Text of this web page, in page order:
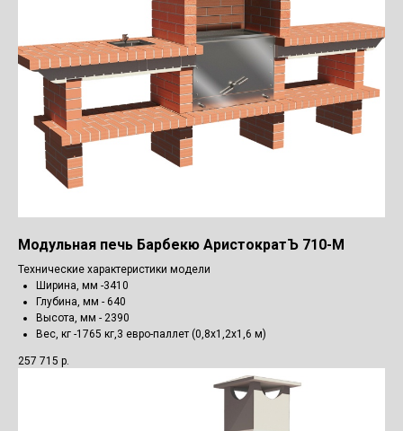
Модульная печь Барбекю АристократЪ 710-М
Технические характеристики модели
Ширина, мм -3410
Глубина, мм - 640
Высота, мм - 2390
Вес, кг -1765 кг,3 евро-паллет (0,8х1,2х1,6 м)
257 715 р.